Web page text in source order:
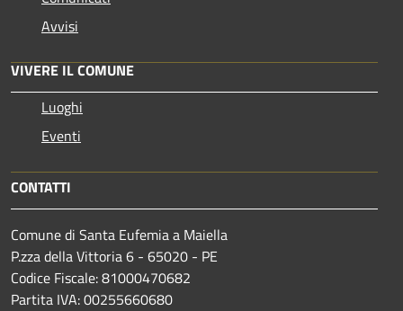
Avvisi
VIVERE IL COMUNE
Luoghi
Eventi
CONTATTI
Comune di Santa Eufemia a Maiella
P.zza della Vittoria 6 - 65020 - PE
Codice Fiscale: 81000470682
Partita IVA: 00255660680